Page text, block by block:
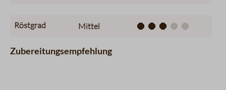
Röstgrad Mittel
Zubereitungsempfehlung